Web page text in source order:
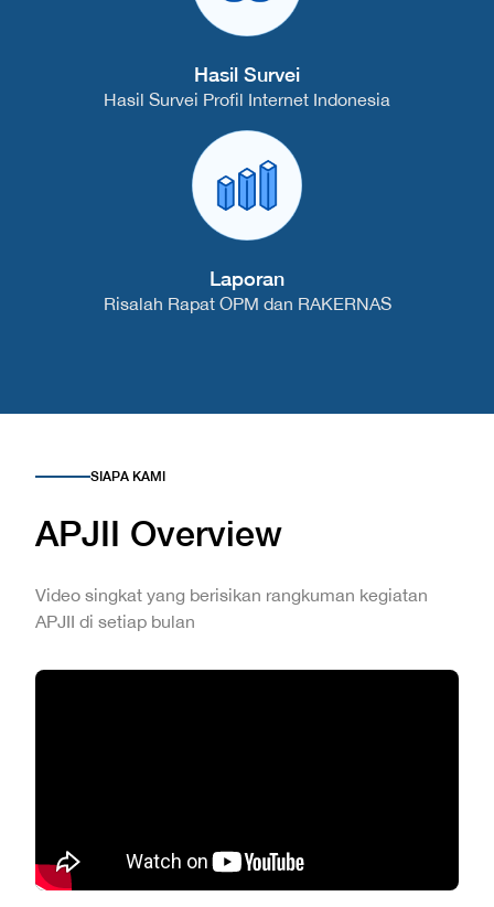
Hasil Survei
Hasil Survei Profil Internet Indonesia
Laporan
Risalah Rapat OPM dan RAKERNAS
SIAPA KAMI
APJII Overview
Video singkat yang berisikan rangkuman kegiatan
APJII di setiap bulan